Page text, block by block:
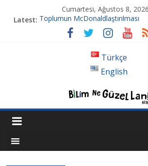
Cumartesi, Ağustos 8, 2026
Latest: Toplumun McDonaldlaştırılması
Tansiyon İlacı Derken Nerelere
Genetiği Değiştirilmiş Sivrisinekler
Ahlakın Karanlık Yüzü: Şiddet ve
Acı Kaybımız Pınar Boyraz
Türkçe
English